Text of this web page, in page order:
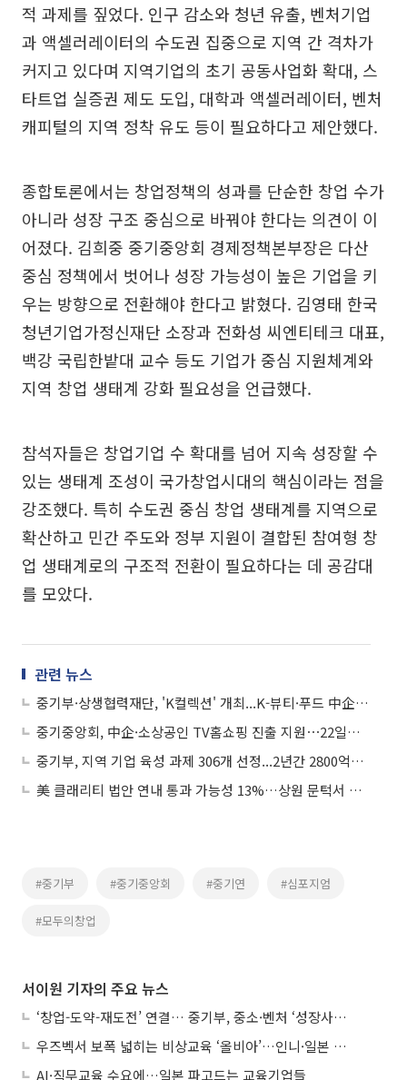
적 과제를 짚었다. 인구 감소와 청년 유출, 벤처기업
과 액셀러레이터의 수도권 집중으로 지역 간 격차가
커지고 있다며 지역기업의 초기 공동사업화 확대, 스
타트업 실증권 제도 도입, 대학과 액셀러레이터, 벤처
캐피털의 지역 정착 유도 등이 필요하다고 제안했다.
종합토론에서는 창업정책의 성과를 단순한 창업 수가
아니라 성장 구조 중심으로 바꿔야 한다는 의견이 이
어졌다. 김희중 중기중앙회 경제정책본부장은 다산
중심 정책에서 벗어나 성장 가능성이 높은 기업을 키
우는 방향으로 전환해야 한다고 밝혔다. 김영태 한국
청년기업가정신재단 소장과 전화성 씨엔티테크 대표,
백강 국립한밭대 교수 등도 기업가 중심 지원체계와
지역 창업 생태계 강화 필요성을 언급했다.
참석자들은 창업기업 수 확대를 넘어 지속 성장할 수
있는 생태계 조성이 국가창업시대의 핵심이라는 점을
강조했다. 특히 수도권 중심 창업 생태계를 지역으로
확산하고 민간 주도와 정부 지원이 결합된 참여형 창
업 생태계로의 구조적 전환이 필요하다는 데 공감대
를 모았다.
관련 뉴스
중기부·상생협력재단, 'K컬렉션' 개최...K-뷰티·푸드 中企 50개사 日 진출 지원
중기중앙회, 中企·소상공인 TV홈쇼핑 진출 지원⋯22일까지 접수
중기부, 지역 기업 육성 과제 306개 선정...2년간 2800억원 투입
美 클래리티 법안 연내 통과 가능성 13%…상원 문턱서 제동
#중기부 #중기중앙회 #중기연 #심포지엄
#모두의창업
서이원 기자의 주요 뉴스
‘창업-도약-재도전’ 연결… 중기부, 중소·벤처 ‘성장사다리’ 짓는다
우즈벡서 보폭 넓히는 비상교육 ‘올비아’…인니·일본 진출 타진
AI·직무교육 수요에…일본 파고드는 교육기업들